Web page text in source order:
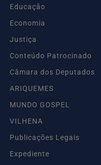
Educação
Economia
Justiça
Conteúdo Patrocinado
Câmara dos Deputados
ARIQUEMES
MUNDO GOSPEL
VILHENA
Publicações Legais
Expediente